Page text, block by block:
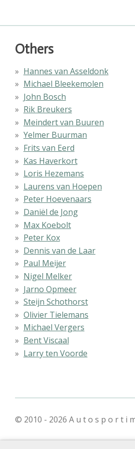
Others
Hannes van Asseldonk
Michael Bleekemolen
John Bosch
Rik Breukers
Meindert van Buuren
Yelmer Buurman
Frits van Eerd
Kas Haverkort
Loris Hezemans
Laurens van Hoepen
Peter Hoevenaars
Daniël de Jong
Max Koebolt
Peter Kox
Dennis van de Laar
Paul Meijer
Nigel Melker
Jarno Opmeer
Steijn Schothorst
Olivier Tielemans
Michael Vergers
Bent Viscaal
Larry ten Voorde
© 2010 - 2026 A u t o s p o r t i